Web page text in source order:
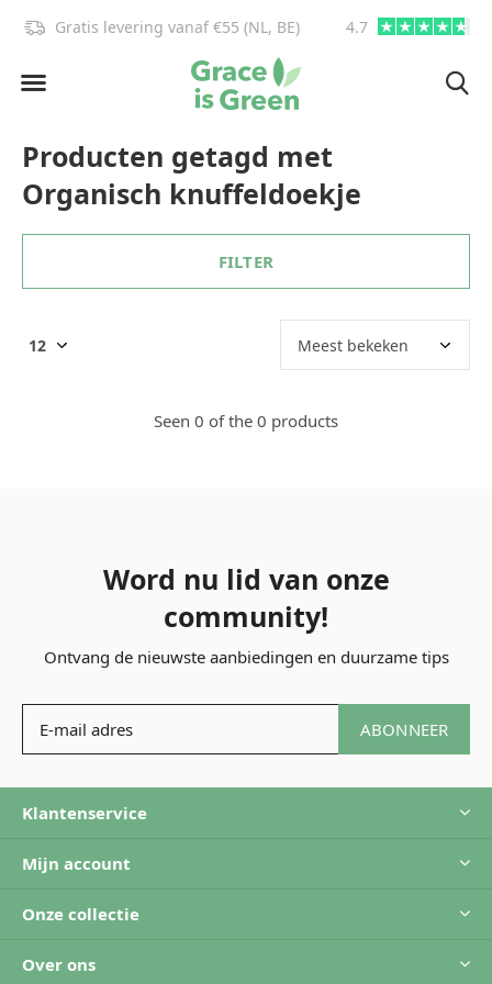
Gratis levering vanaf €55 (NL, BE) 4.7
Producten getagd met
Organisch knuffeldoekje
FILTER
Seen 0 of the 0 products
Word nu lid van onze
community!
Ontvang de nieuwste aanbiedingen en duurzame tips
ABONNEER
Klantenservice
Mijn account
Onze collectie
Over ons